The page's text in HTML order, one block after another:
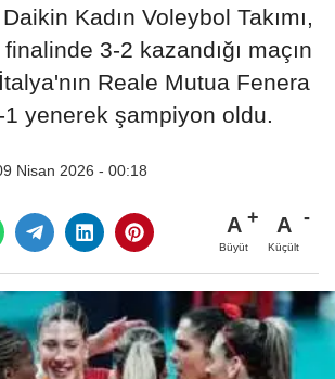
Kadın Voleybol Takımı,
3-2 kazandığı maçın
Reale Mutua Fenera
yenerek şampiyon oldu.
Nisan 2026 - 00:18
A
Büyüt
A
Küçült